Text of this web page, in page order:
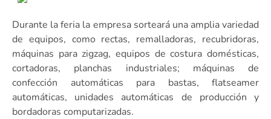
Durante la feria la empresa sorteará una amplia variedad
de equipos, como rectas, remalladoras, recubridoras,
máquinas para zigzag, equipos de costura domésticas,
cortadoras, planchas industriales; máquinas de
confección automáticas para bastas, flatseamer
automáticas, unidades automáticas de producción y
bordadoras computarizadas.